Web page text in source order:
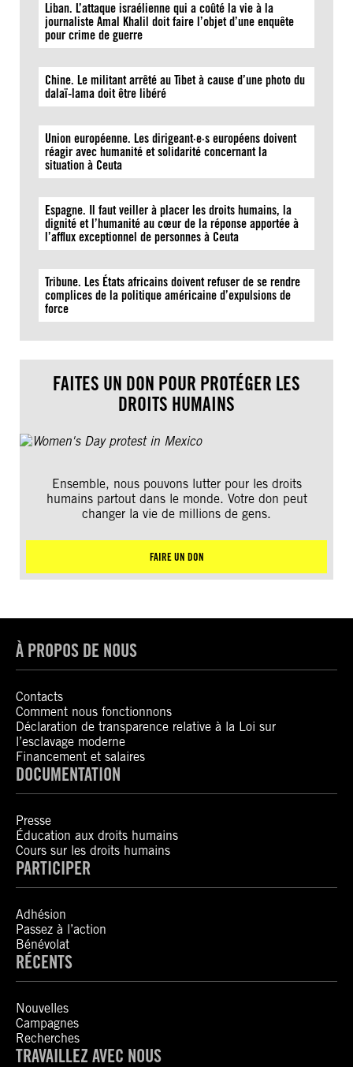
Liban. L’attaque israélienne qui a coûté la vie à la
journaliste Amal Khalil doit faire l’objet d’une enquête
pour crime de guerre
Chine. Le militant arrêté au Tibet à cause d’une photo du
dalaï-lama doit être libéré
Union européenne. Les dirigeant·e·s européens doivent
réagir avec humanité et solidarité concernant la
situation à Ceuta
Espagne. Il faut veiller à placer les droits humains, la
dignité et l’humanité au cœur de la réponse apportée à
l’afflux exceptionnel de personnes à Ceuta
Tribune. Les États africains doivent refuser de se rendre
complices de la politique américaine d’expulsions de
force
FAITES UN DON POUR PROTÉGER LES
DROITS HUMAINS
Ensemble, nous pouvons lutter pour les droits
humains partout dans le monde. Votre don peut
changer la vie de millions de gens.
FAIRE UN DON
À PROPOS DE NOUS
Contacts
Comment nous fonctionnons
Déclaration de transparence relative à la Loi sur
l’esclavage moderne
Financement et salaires
DOCUMENTATION
Presse
Éducation aux droits humains
Cours sur les droits humains
PARTICIPER
Adhésion
Passez à l’action
Bénévolat
RÉCENTS
Nouvelles
Campagnes
Recherches
TRAVAILLEZ AVEC NOUS